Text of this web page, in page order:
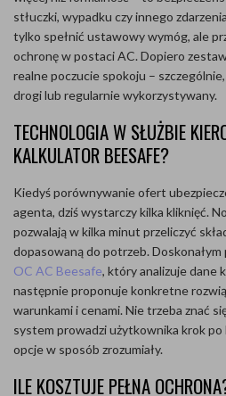
stłuczki, wypadku czy innego
tylko spełnić ustawowy wymóg, ale
ochronę w postaci AC. Dopiero
realne poczucie spokoju –
drogi lub regularnie wykorzystywany.
TECHNOLOGIA W SŁUŻBIE
KALKULATOR BEESAFE?
Kiedyś porównywanie ofert
agenta, dziś wystarczy kilka kliknięć.
pozwalają w kilka minut przeliczyć
dopasowaną do potrzeb. Doskonałym
OC AC Beesafe, który analizuje dane
następnie proponuje konkretne
warunkami i cenami. Nie trzeba znać
system prowadzi użytkownika krok
opcje w sposób zrozumiały.
ILE KOSZTUJE PEŁNA